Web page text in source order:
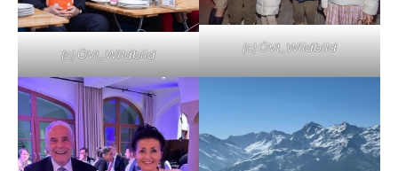
(c) ÖVI_Wildbild (c) ÖVI_Wildbild